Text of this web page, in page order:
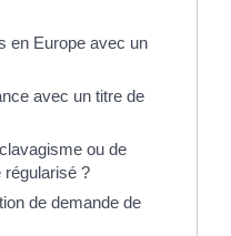
en Europe avec un
avec un titre de
ou de
régularisé ?
de demande de